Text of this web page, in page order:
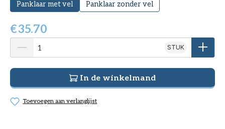
Panklaar met vel Panklaar zonder vel
€35.70
STUK
In de winkelmand
Toevoegen aan verlanglijst